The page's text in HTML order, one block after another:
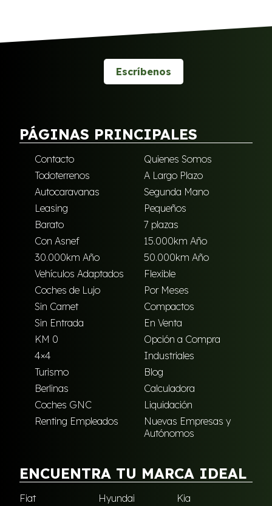
Escríbenos
PÁGINAS PRINCIPALES
Contacto
Quienes Somos
Todoterrenos
A Largo Plazo
Autocaravanas
Segunda Mano
Leasing
Pequeños
Barato
7 plazas
Con Asnef
15.000km Año
30.000km Año
50.000km Año
Vehículos Adaptados
Flexible
Coches de Lujo
Por Meses
Sin Carnet
Compactos
Sin Entrada
En Venta
KM 0
Opción a Compra
4×4
Industriales
Turismo
Blog
Berlinas
Calculadora
Coches GNC
Liquidación
Renting Empleados
Nuevas Empresas y
Autónomos
ENCUENTRA TU MARCA IDEAL
Fiat Hyundai
Kia